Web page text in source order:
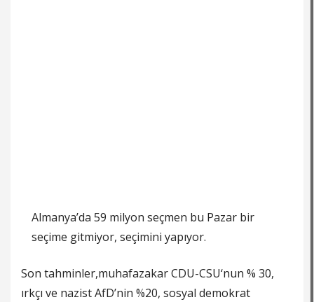
Almanya’da 59 milyon seçmen bu Pazar bir
seçime gitmiyor, seçimini yapıyor.
Son tahminler,muhafazakar CDU-CSU‘nun % 30,
ırkçı ve nazist AfD’nin %20, sosyal demokrat